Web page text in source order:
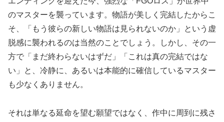
のマスターを襲っています。物語が美しく完結したからこ
そ、「もう彼らの新しい物語は見られないのか」という虚
脱感に襲われるのは当然のことでしょう。しかし、その一
方で「まだ終わらないはずだ」「これは真の完結ではな
い」と、冷静に、あるいは本能的に確信しているマスター
も少なくありません。
それは単なる延命を望む願望ではなく、作中に周到に残さ